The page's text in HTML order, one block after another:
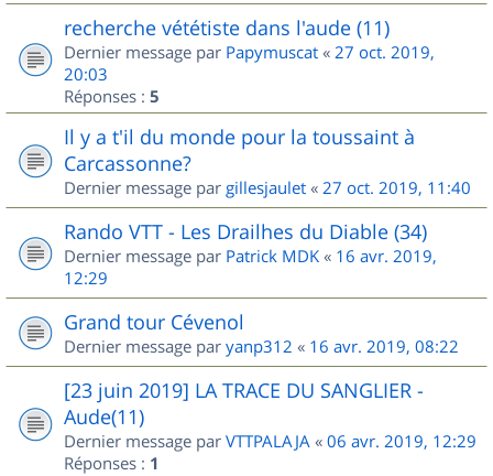
recherche vététiste dans l'aude (11)
Dernier message par Papymuscat « 27 oct. 2019,
20:03
Réponses : 5
Il y a t'il du monde pour la toussaint à
Carcassonne?
Dernier message par gillesjaulet « 27 oct. 2019, 11:40
Rando VTT - Les Drailhes du Diable (34)
Dernier message par Patrick MDK « 16 avr. 2019,
12:29
Grand tour Cévenol
Dernier message par yanp312 « 16 avr. 2019, 08:22
[23 juin 2019] LA TRACE DU SANGLIER -
Aude(11)
Dernier message par VTTPALAJA « 06 avr. 2019, 12:29
Réponses : 1